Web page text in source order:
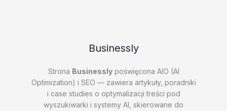
Businessly
Strona Businesslypoświęcona AIO (AI
Optimization) i SEO — zawiera artykuły, poradniki
i case studies o optymalizacji treści pod
wyszukiwarki i systemy AI, skierowane do